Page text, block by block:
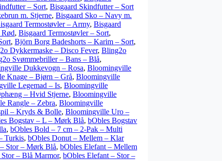
– Sort, Bisgaard Skindfutter – Sort
m. Stjerne, Bisgaard Sko – Navy m.
Termostøvler – Army, Bisgaard
, Bisgaard Termostøvler – Sort,
, Björn Borg Badeshorts – Karim – Sort,
Dykkermaske – Disco Fever, Bling2o
Svømmebriller – Bans – Blå,
Dukkevogn – Rosa, Bloomingville
Knage – Bjørn – Grå, Bloomingville
Legemad – Is, Bloomingville
– Hvid Stjerne, Bloomingville
Rangle – Zebra, Bloomingville
– Kryds & Bolle, Bloomingville Uro –
Bogstav – L – Mørk Blå, bObles Bogstav
, bObles Bold – 7 cm – 2-Pak – Multi
Turkis, bObles Donut – Mellem – Klar
Stor – Mørk Blå, bObles Elefant – Mellem
– Blå Marmor, bObles Elefant – Stor –